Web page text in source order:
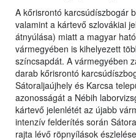
A kőrisrontó karcsúdíszbogár
valamint a kártevő szlovákiai
átnyúlása) miatt a magyar
vármegyében is kihelyezett
színcsapdát. A vármegyében
darab kőrisrontó
Sátoraljaújhely és Karcsa
azonosságát a Nébih
kártevő jelenlétét az újabb
intenzív felderítés során
rajta lévő röpnyílások